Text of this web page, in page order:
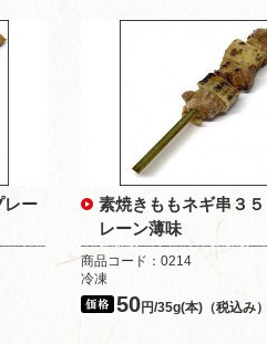
ー
素焼きももネギ串３
レーン薄味
商品コード：0214
冷凍
50円/35g(本)（税込み